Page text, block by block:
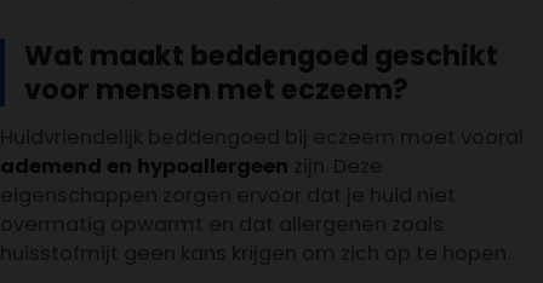
Wat maakt beddengoed geschikt
voor mensen met eczeem?
Huidvriendelijk beddengoed bij eczeem moet vooral
ademend en hypoallergeen zijn. Deze
eigenschappen zorgen ervoor dat je huid niet
overmatig opwarmt en dat allergenen zoals
huisstofmijt geen kans krijgen om zich op te hopen.